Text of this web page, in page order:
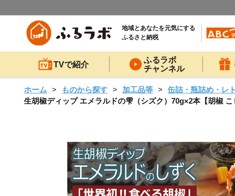
地域とあなたを元気にする
ふるさと納税
TVで紹介
ふるラボ
チャンネル
ホーム ものから探す 加工品等
缶詰・瓶詰め・レ
生胡椒ディップ エメラルドの雫（シズク）70g×2本【胡椒